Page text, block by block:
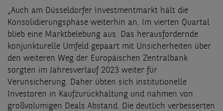
„Auch am Düsseldorfer Investmentmarkt hält die
Konsolidierungsphase weiterhin an. Im vierten Quartal
blieb eine Marktbelebung aus. Das herausfordernde
konjunkturelle Umfeld gepaart mit Unsicherheiten über
den weiteren Weg der Europäischen Zentralbank
sorgten im Jahresverlauf 2023 weiter für
Verunsicherung. Daher übten sich institutionelle
Investoren in Kaufzurückhaltung und nahmen von
großvolumigen Deals Abstand. Die deutlich verbesserten